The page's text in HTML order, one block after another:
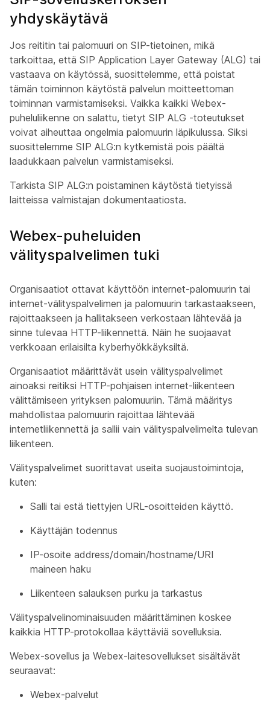
yhdyskäytävä
Jos reititin tai palomuuri on SIP-tietoinen, mikä
tarkoittaa, että SIP Application Layer Gateway (ALG) tai
vastaava on käytössä, suosittelemme, että poistat
tämän toiminnon käytöstä palvelun moitteettoman
toiminnan varmistamiseksi. Vaikka kaikki Webex-
puheluliikenne on salattu, tietyt SIP ALG -toteutukset
voivat aiheuttaa ongelmia palomuurin läpikulussa. Siksi
suosittelemme SIP ALG:n kytkemistä pois päältä
laadukkaan palvelun varmistamiseksi.
Tarkista SIP ALG:n poistaminen käytöstä tietyissä
laitteissa valmistajan dokumentaatiosta.
Webex-puheluiden
välityspalvelimen tuki
Organisaatiot ottavat käyttöön internet-palomuurin tai
internet-välityspalvelimen ja palomuurin tarkastaakseen,
rajoittaakseen ja hallitakseen verkostaan lähtevää ja
sinne tulevaa HTTP-liikennettä. Näin he suojaavat
verkkoaan erilaisilta kyberhyökkäyksiltä.
Organisaatiot määrittävät usein välityspalvelimet
ainoaksi reitiksi HTTP-pohjaisen internet-liikenteen
välittämiseen yrityksen palomuuriin. Tämä määritys
mahdollistaa palomuurin rajoittaa lähtevää
internetliikennettä ja sallii vain välityspalvelimelta tulevan
liikenteen.
Välityspalvelimet suorittavat useita suojaustoimintoja,
kuten:
Salli tai estä tiettyjen URL-osoitteiden käyttö.
Käyttäjän todennus
IP-osoite address/domain/hostname/URI
maineen haku
Liikenteen salauksen purku ja tarkastus
Välityspalvelinominaisuuden määrittäminen koskee
kaikkia HTTP-protokollaa käyttäviä sovelluksia.
Webex-sovellus ja Webex-laitesovellukset sisältävät
seuraavat:
Webex-palvelut